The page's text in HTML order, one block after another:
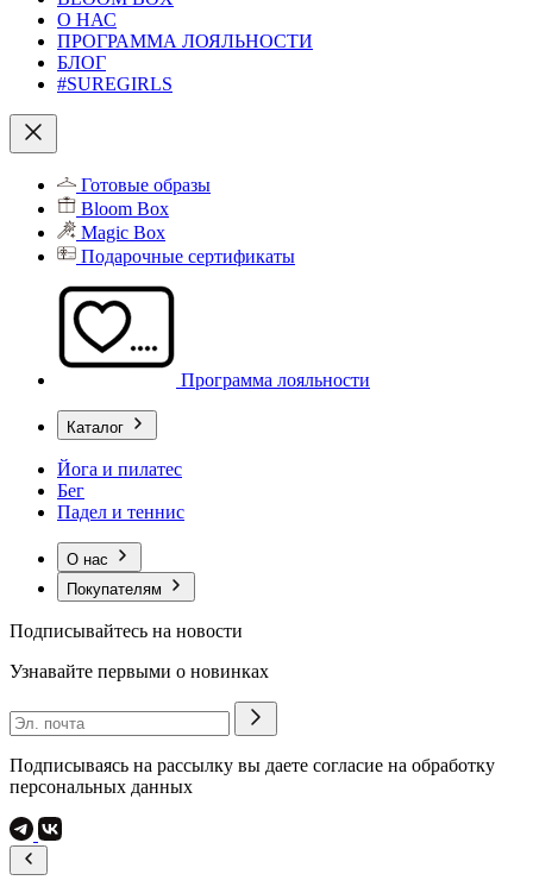
О НАС
ПРОГРАММА ЛОЯЛЬНОСТИ
БЛОГ
#SUREGIRLS
Готовые образы
Bloom Box
Magic Box
Подарочные сертификаты
Программа лояльности
Каталог
Йога и пилатес
Бег
Падел и теннис
О нас
Покупателям
Подписывайтесь на новости
Узнавайте первыми о новинках
Подписываясь на рассылку вы даете согласие на обработку
персональных данных